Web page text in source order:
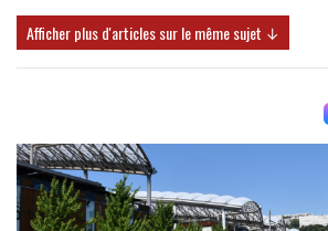
Afficher plus d'articles sur le même sujet ↓